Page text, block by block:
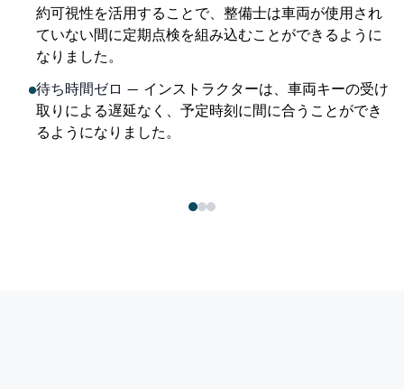
約可視性を活用することで、整備士は車両が使用され
ていない間に定期点検を組み込むことができるように
なりました。
待ち時間ゼロ — インストラクターは、車両キーの受け
取りによる遅延なく、予定時刻に間に合うことができ
るようになりました。